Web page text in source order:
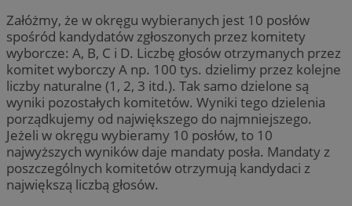
Załóżmy, że w okręgu wybieranych jest 10 posłów
spośród kandydatów zgłoszonych przez komitety
wyborcze: A, B, C i D. Liczbę głosów otrzymanych przez
komitet wyborczy A np. 100 tys. dzielimy przez kolejne
liczby naturalne (1, 2, 3 itd.). Tak samo dzielone są
wyniki pozostałych komitetów. Wyniki tego dzielenia
porządkujemy od największego do najmniejszego.
Jeżeli w okręgu wybieramy 10 posłów, to 10
najwyższych wyników daje mandaty posła. Mandaty z
poszczególnych komitetów otrzymują kandydaci z
największą liczbą głosów.